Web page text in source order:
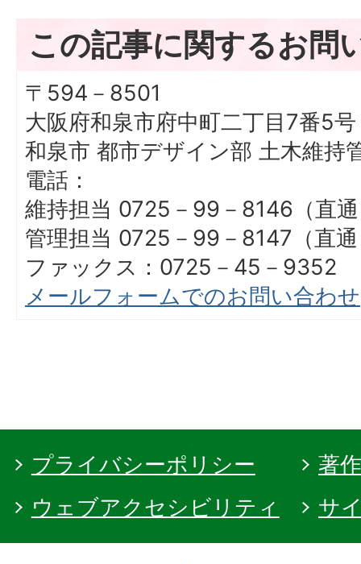
この記事に関するお問
〒594－8501
大阪府和泉市府中町二丁目7番5号
和泉市 都市デザイン部 土木維持
電話：
維持担当 0725－99－8146（直
管理担当 0725－99－8147（直
ファックス：0725－45－9352
メールフォームでのお問い合わせ
プライバシーポリシー
著
ウェブアクセシビリティ
サ